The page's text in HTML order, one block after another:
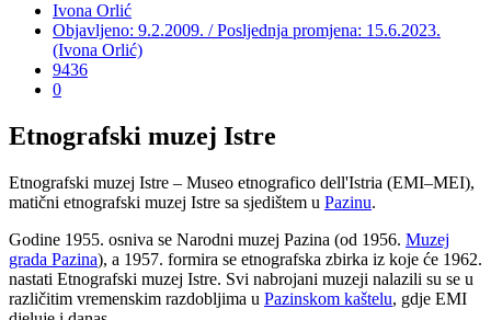
Ivona Orlić
Objavljeno: 9.2.2009. / Posljednja promjena: 15.6.2023.
(Ivona Orlić)
9436
0
Etnografski muzej Istre
Etnografski muzej Istre – Museo etnografico dell'Istria (EMI–MEI),
matični etnografski muzej Istre sa sjedištem u Pazinu.
Godine 1955. osniva se Narodni muzej Pazina (od 1956. Muzej
grada Pazina), a 1957. formira se etnografska zbirka iz koje će 1962.
nastati Etnografski muzej Istre. Svi nabrojani muzeji nalazili su se u
različitim vremenskim razdobljima u Pazinskom kaštelu, gdje EMI